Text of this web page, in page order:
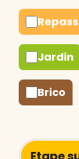
Jardin
Brico